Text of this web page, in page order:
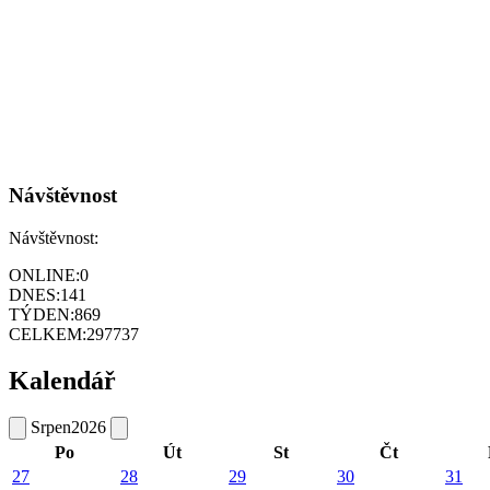
Návštěvnost
Návštěvnost:
ONLINE:0
DNES:141
TÝDEN:869
CELKEM:297737
Kalendář
Srpen2026
Po
Út St Čt
27
28
29
30
31